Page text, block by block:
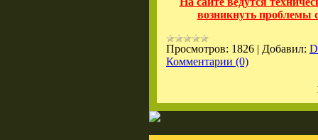
возникнуть проблемы
Просмотров: 1826 | Добавил:
Комментарии (0)